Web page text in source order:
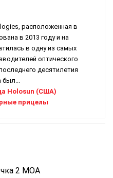
расположенная в
в 2013 году и на
в одну из самых
оптического
десятилетия
был...
Holosun (США)
прицелы
2 MOA